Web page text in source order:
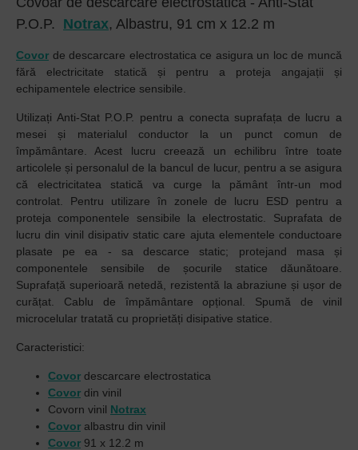
P.O.P. Notrax, Albastru, 91 cm x 12.2 m
Covor de descarcare electrostatica ce asigura un loc de muncă
fără electricitate statică și pentru a proteja angajații și
echipamentele electrice sensibile.
Utilizați Anti-Stat P.O.P. pentru a conecta suprafața de lucru a
mesei și materialul conductor la un punct comun de
împământare. Acest lucru creează un echilibru între toate
articolele și personalul de la bancul de lucur, pentru a se asigura
că electricitatea statică va curge la pământ într-un mod
controlat. Pentru utilizare în zonele de lucru ESD pentru a
proteja componentele sensibile la electrostatic. Suprafata de
lucru din vinil disipativ static care ajuta elementele conductoare
plasate pe ea - sa descarce static; protejand masa și
componentele sensibile de șocurile statice dăunătoare.
Suprafață superioară netedă, rezistentă la abraziune și ușor de
curățat. Cablu de împământare opțional. Spumă de vinil
microcelular tratată cu proprietăți disipative statice.
Caracteristici:
Covor descarcare electrostatica
Covor din vinil
Covorn vinil Notrax
Covor albastru din vinil
Covor 91 x 12.2 m